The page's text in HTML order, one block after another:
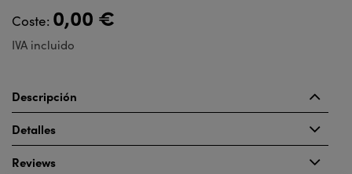
Coste: 0,00 €
IVA incluido
Descripción
Detalles
Reviews